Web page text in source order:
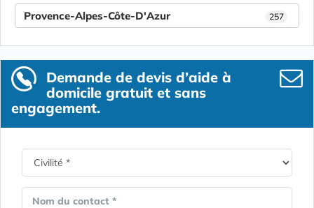
Provence-Alpes-Côte-D'Azur 257
Demande de devis d’aide à
domicile gratuit et sans
engagement.
Nom du contact *